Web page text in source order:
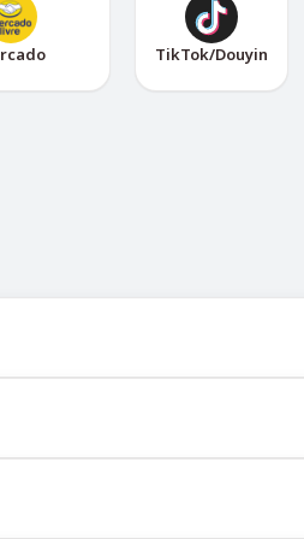
TikTok/Douyin